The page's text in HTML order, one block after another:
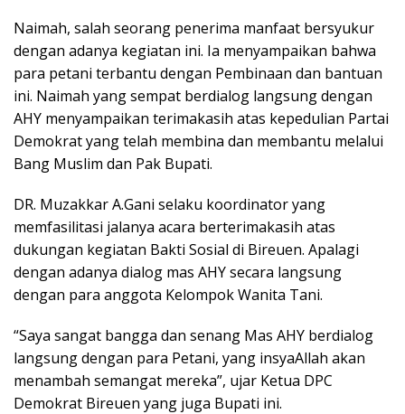
Naimah, salah seorang penerima manfaat bersyukur
dengan adanya kegiatan ini. Ia menyampaikan bahwa
para petani terbantu dengan Pembinaan dan bantuan
ini. Naimah yang sempat berdialog langsung dengan
AHY menyampaikan terimakasih atas kepedulian Partai
Demokrat yang telah membina dan membantu melalui
Bang Muslim dan Pak Bupati.
DR. Muzakkar A.Gani selaku koordinator yang
memfasilitasi jalanya acara berterimakasih atas
dukungan kegiatan Bakti Sosial di Bireuen. Apalagi
dengan adanya dialog mas AHY secara langsung
dengan para anggota Kelompok Wanita Tani.
“Saya sangat bangga dan senang Mas AHY berdialog
langsung dengan para Petani, yang insyaAllah akan
menambah semangat mereka”, ujar Ketua DPC
Demokrat Bireuen yang juga Bupati ini.